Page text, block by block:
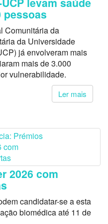
pessoas
Comunitária da
da Universidade
já envolveram mais
mais de 3.000
vulnerabilidade.
Ler mais
2026 com
candidatar-se a esta
biomédica até 11 de